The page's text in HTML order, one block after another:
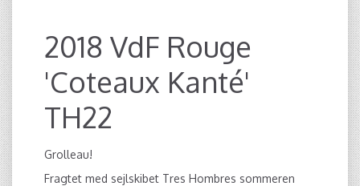
2018 VdF Rouge
'Coteaux Kanté'
TH22
Grolleau!
Fragtet med sejlskibet Tres Hombres sommeren